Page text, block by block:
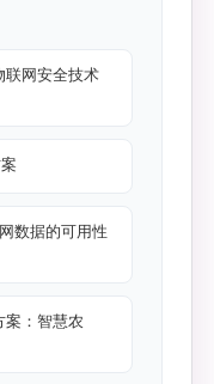
联网安全技术
数据的可用性
案：智慧农